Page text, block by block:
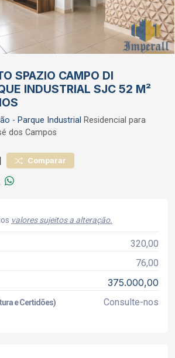
SPAZIO CAMPO DI
INDUSTRIAL SJC 52 M²
- Parque Industrial Residencial para
dos Campos
| Comparar
valores sujeitos a alteração.
320,00
76,00
375.000,00
e Certidões) Consulte-nos